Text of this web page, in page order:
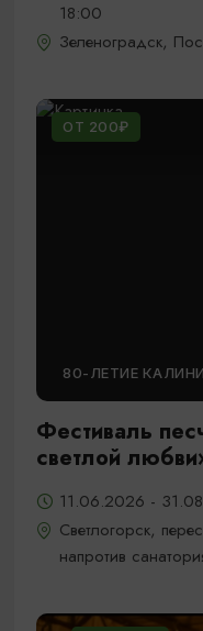
18:00
Зеленоградск,
ОТ 200₽
80-ЛЕТИЕ
Фестиваль
светлой
11.06.2026 -
Светлогорск,
напротив